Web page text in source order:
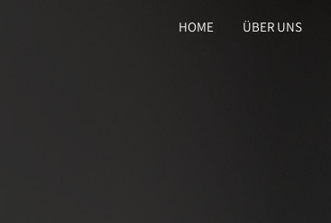
HOME ÜBER UNS